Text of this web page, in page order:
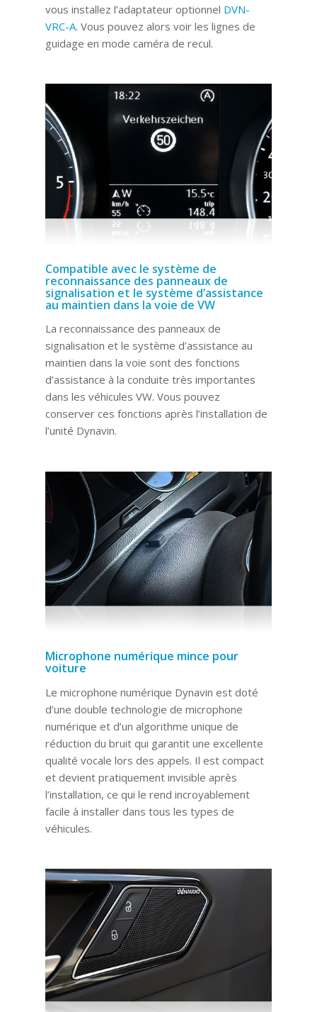
vous installez l’adaptateur optionnel DVN-
VRC-A. Vous pouvez alors voir les lignes de
guidage en mode caméra de recul.
Compatible avec le système de
reconnaissance des panneaux de
signalisation et le système d’assistance
au maintien dans la voie de VW
La reconnaissance des panneaux de
signalisation et le système d’assistance au
maintien dans la voie sont des fonctions
d’assistance à la conduite très importantes
dans les véhicules VW. Vous pouvez
conserver ces fonctions après l’installation de
l’unité Dynavin.
Microphone numérique mince pour
voiture
Le microphone numérique Dynavin est doté
d’une double technologie de microphone
numérique et d’un algorithme unique de
réduction du bruit qui garantit une excellente
qualité vocale lors des appels. Il est compact
et devient pratiquement invisible après
l’installation, ce qui le rend incroyablement
facile à installer dans tous les types de
véhicules.